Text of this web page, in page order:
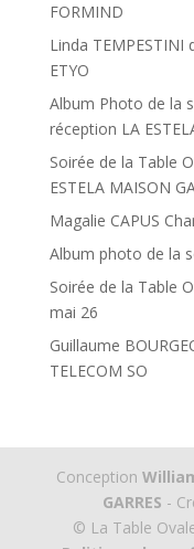
FORMIND
Linda TEMPESTINI
ETYO
Album Photo de la
réception LA
Soirée de la Table
ESTELA MAISON
Magalie CAPUS
Album photo de la
Soirée de la Table
mai 26
Guillaume
TELECOM SO
Conception
GARRES -
© La Table